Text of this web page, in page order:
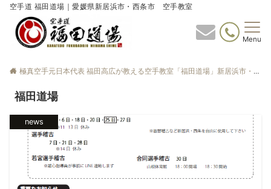
空手道 福田道場｜愛媛県新居浜市・西条市 空手教室
Menu
極真空手元日本代表 福田高広が教える空手教室「福田道場」新居浜市・西条市
福田道場
news